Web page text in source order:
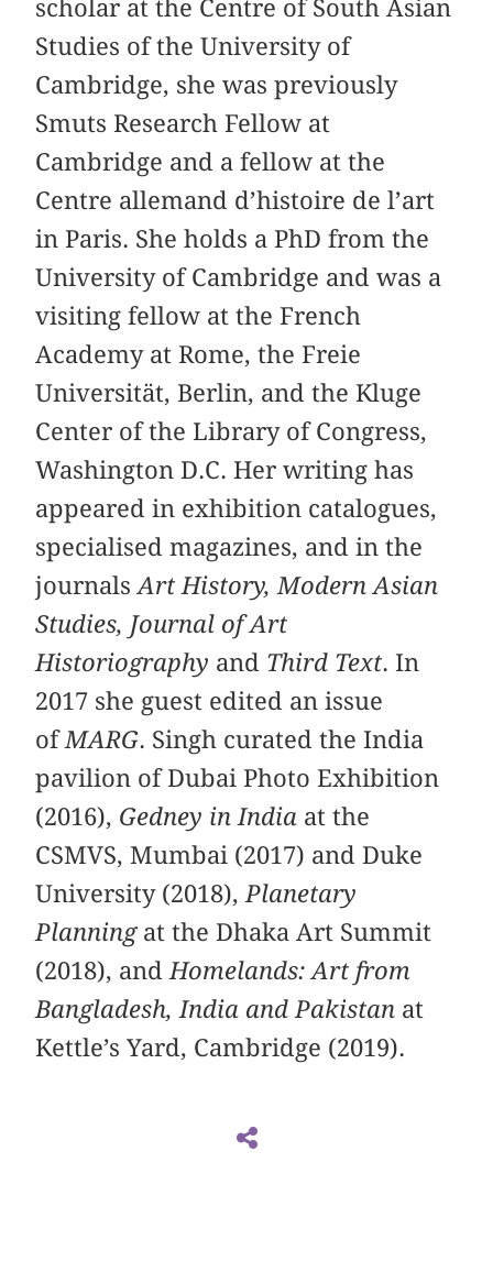
scholar at the Centre of South Asian
Studies of the University of
Cambridge, she was previously
Smuts Research Fellow at
Cambridge and a fellow at the
Centre allemand d’histoire de l’art
in Paris. She holds a PhD from the
University of Cambridge and was a
visiting fellow at the French
Academy at Rome, the Freie
Universität, Berlin, and the Kluge
Center of the Library of Congress,
Washington D.C. Her writing has
appeared in exhibition catalogues,
specialised magazines, and in the
journalsArt History, Modern Asian
Studies, Journal of Art
Historiography and Third Text. In
2017 she guest edited an issue
ofMARG. Singh curated the India
pavilion of Dubai Photo Exhibition
(2016), Gedney in India at the
CSMVS, Mumbai (2017) and Duke
University (2018),Planetary
Planningat the Dhaka Art Summit
(2018), andHomelands: Art from
Bangladesh, India and Pakistan at
Kettle’s Yard, Cambridge (2019).